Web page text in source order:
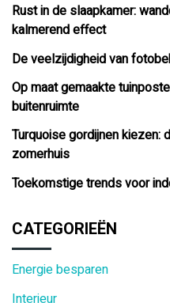
Rust in de slaapkamer:
kalmerend effect
De veelzijdigheid van
Op maat gemaakte
buitenruimte
Turquoise gordijnen
zomerhuis
Toekomstige trends voor
CATEGORIEËN
Energie besparen
Interieur